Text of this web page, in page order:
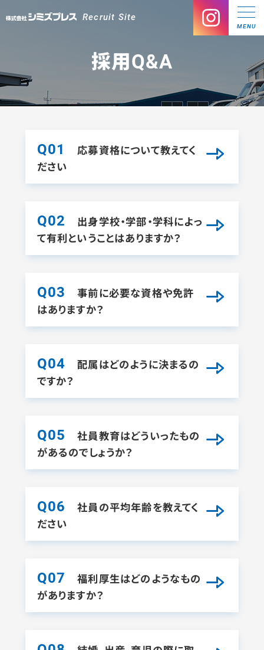
Recruit Site
MENU
採用Q&A
Q01
応募資格について教えてく
ださい
Q02
出身学校・学部・学科によっ
て有利ということはありますか？
Q03
事前に必要な資格や免許
はありますか？
Q04
配属はどのように決まるの
ですか？
Q05
社員教育はどういったもの
があるのでしょうか？
Q06
社員の平均年齢を教えてく
ださい
Q07
福利厚生はどのようなもの
がありますか？